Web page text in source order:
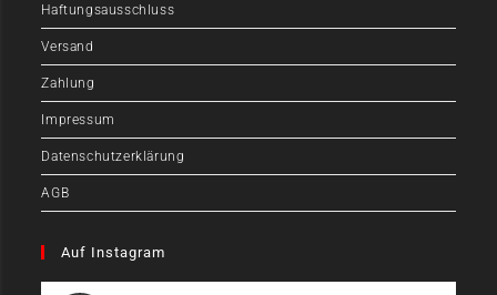
Haftungsausschluss
Versand
Zahlung
Impressum
Datenschutzerklärung
AGB
Auf Instagram